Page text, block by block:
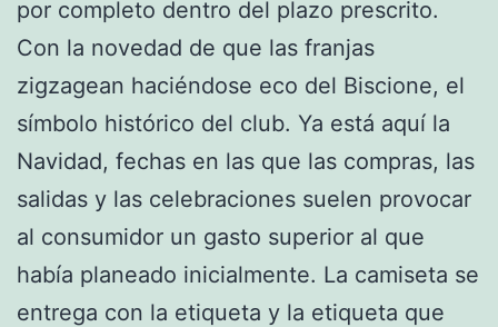
por completo dentro del plazo prescrito.
Con la novedad de que las franjas
zigzagean haciéndose eco del Biscione, el
símbolo histórico del club. Ya está aquí la
Navidad, fechas en las que las compras, las
salidas y las celebraciones suelen provocar
al consumidor un gasto superior al que
había planeado inicialmente. La camiseta se
entrega con la etiqueta y la etiqueta que